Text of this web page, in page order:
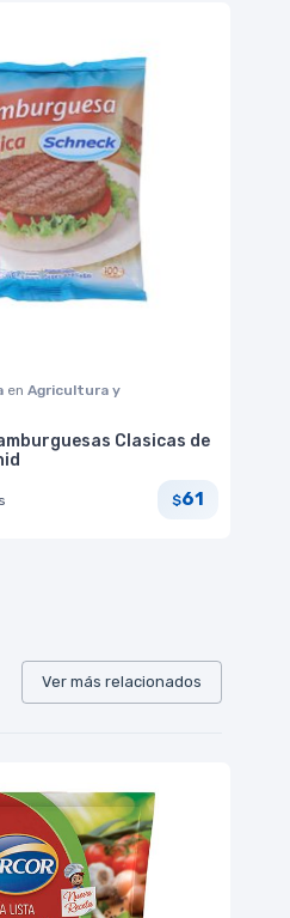
en Agricultura y
Clasicas de
$61
Ver más relacionados